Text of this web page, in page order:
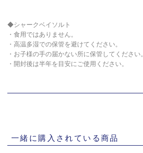
◆シャークベイソルト
・食用ではありません。
・高温多湿での保管を避けてください。
・お子様の手の届かない所に保管してください。
・開封後は半年を目安にご使用ください。
一緒に購入されている商品